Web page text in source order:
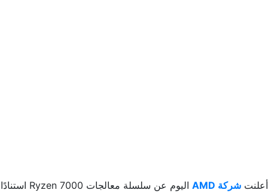
أعلنت شركة AMD
اليوم عن سلسلة معالجات Ryzen 7000 استنادًا